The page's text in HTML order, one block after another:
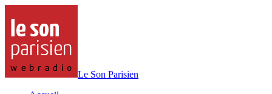
Le Son Parisien